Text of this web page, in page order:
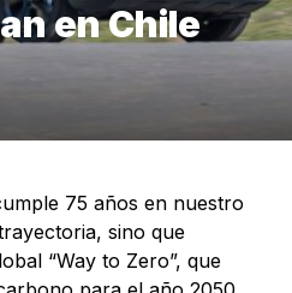
en Chile
75 años en nuestro
sino que
“Way to Zero”, que